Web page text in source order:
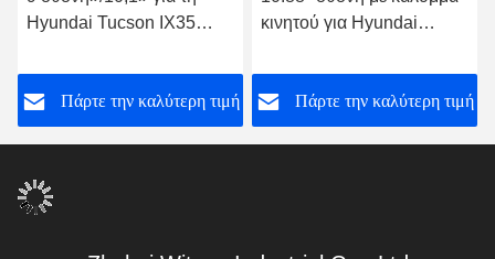
Hyundai Tucson IX35
συγκρότημα 2018 - 2020
πολυμέσων αυτοκινήτων
Πάρτε την καλύτερη τιμή
κινητού για Hyundai
2015 Multimedia Stereo
Πάρτε την καλύτερη τιμή